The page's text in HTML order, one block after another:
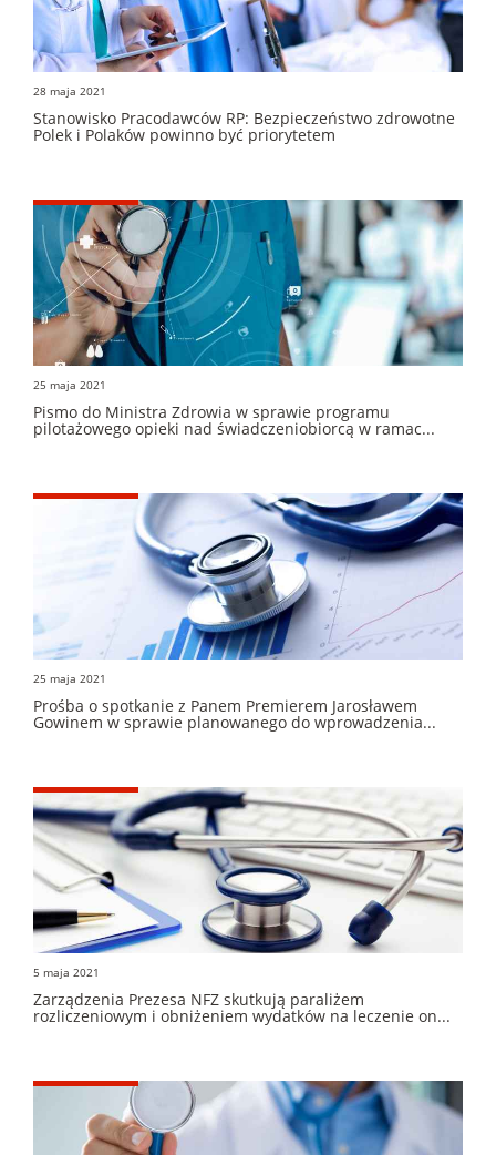
28 maja 2021
Stanowisko Pracodawców RP: Bezpieczeństwo zdrowotne
Polek i Polaków powinno być priorytetem
25 maja 2021
Pismo do Ministra Zdrowia w sprawie programu
pilotażowego opieki nad świadczeniobiorcą w ramac...
25 maja 2021
Prośba o spotkanie z Panem Premierem Jarosławem
Gowinem w sprawie planowanego do wprowadzenia...
5 maja 2021
Zarządzenia Prezesa NFZ skutkują paraliżem
rozliczeniowym i obniżeniem wydatków na leczenie on...